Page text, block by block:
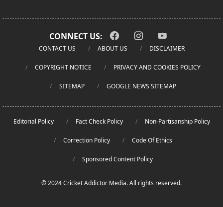
CONNECT US:
CONTACT US ABOUT US DISCLAIMER
COPYRIGHT NOTICE PRIVACY AND COOKIES POLICY
SITEMAP GOOGLE NEWS SITEMAP
Editorial Policy Fact Check Policy Non-Partisanship Policy
Correction Policy Code Of Ethics
Sponsored Content Policy
© 2024 Cricket Addictor Media. All rights reserved.